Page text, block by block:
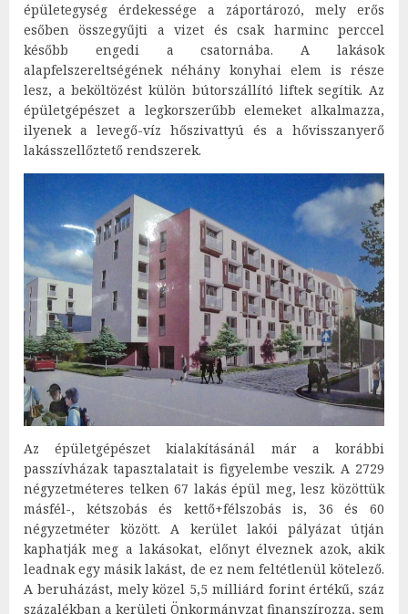
épületegység érdekessége a záportározó, mely erős
esőben összegyűjti a vizet és csak harminc perccel
később engedi a csatornába. A lakások
alapfelszereltségének néhány konyhai elem is része
lesz, a beköltözést külön bútorszállító liftek segítik. Az
épületgépészet a legkorszerűbb elemeket alkalmazza,
ilyenek a levegő-víz hőszivattyú és a hővisszanyerő
lakásszellőztető rendszerek.
Az épületgépészet kialakításánál már a korábbi
passzívházak tapasztalatait is figyelembe veszik. A 2729
négyzetméteres telken 67 lakás épül meg, lesz közöttük
másfél-, kétszobás és kettő+félszobás is, 36 és 60
négyzetméter között. A kerület lakói pályázat útján
kaphatják meg a lakásokat, előnyt élveznek azok, akik
leadnak egy másik lakást, de ez nem feltétlenül kötelező.
A beruházást, mely közel 5,5 milliárd forint értékű, száz
százalékban a kerületi Önkormányzat finanszírozza, sem